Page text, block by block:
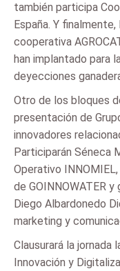
también participa
España. Y
cooperativa
han implantado para
deyecciones
Otro de los bloques
presentación de
innovadores
Participarán Séneca
Operativo
de GOINNOWATER
Diego Albardonedo
marketing y
Clausurará la jornada
Innovación y